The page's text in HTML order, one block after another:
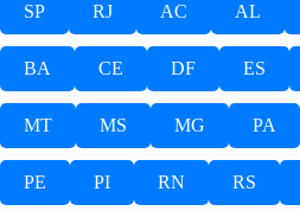
SP RJ AC AL
BA CE DF ES
MT MS MG PA
PE PI RN RS